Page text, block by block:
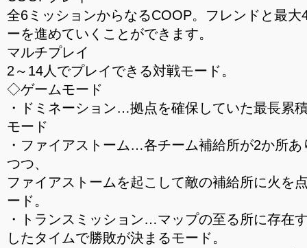
全6ミッションからなるCOOP。フレンドと最
ーを進めていくことができます。
マルチプレイ
2～14人でプレイできる対戦モード。
◇ゲームモード
・ドミネーション…拠点を確保していた最長累
モード
・ファイアストーム…各チーム補給所が2か所
つつ、
ファイアストームを起こして敵の補給所に火を
ード。
・トランスミッション…マップの至る所に存在
したタイムで勝敗が決まるモード。